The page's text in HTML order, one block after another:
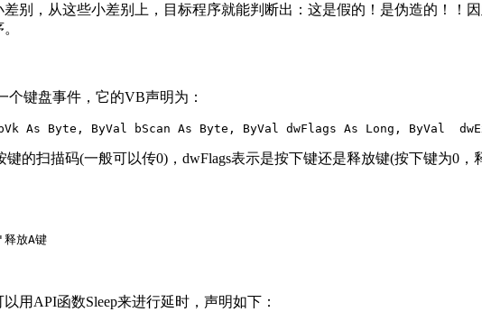
别，从这些小差别上，目标程序就能判断出：这是假的！是伪造的！！
个键盘事件，它的VB声明为：
As Byte, ByVal bScan As Byte, ByVal dwFlags As Long, ByVal
的扫描码(一般可以传0)，dwFlags表示是按下键还是释放键(按下键为0
放A键
用API函数Sleep来进行延时，声明如下：